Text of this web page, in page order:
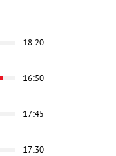
18:20
16:50
17:45
17:30